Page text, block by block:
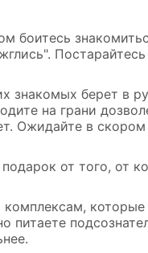
боитесь
знакомых берет в
на грани
Ожидайте в
от того, от
питаете